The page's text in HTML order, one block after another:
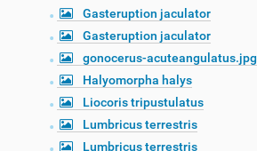
Gasteruption jaculator
Gasteruption jaculator
gonocerus-acuteangulatus.jpg
Halyomorpha halys
Liocoris tripustulatus
Lumbricus terrestris
Lumbricus terrestris